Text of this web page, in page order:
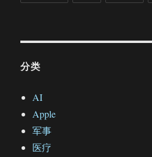
分类
AI
Apple
军事
医疗